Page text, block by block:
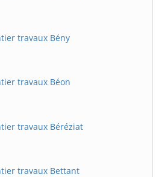
travaux Bény
travaux Béon
travaux Béréziat
travaux Bettant